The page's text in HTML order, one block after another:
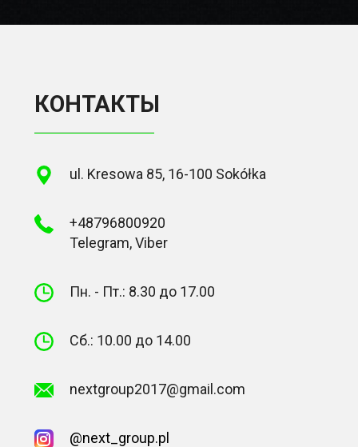
КОНТАКТЫ
ul. Kresowa 85, 16-100 Sokółka
+48796800920
Telegram, Viber
Пн. - Пт.: 8.30 до 17.00
Сб.: 10.00 до 14.00
nextgroup2017@gmail.com
@next_group.pl